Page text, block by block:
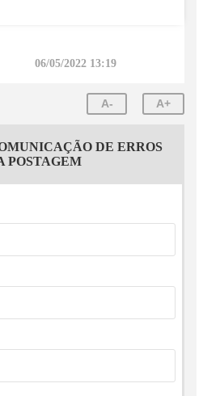
06/05/2022 13:19
A- A+
DE ERROS
POSTAGEM